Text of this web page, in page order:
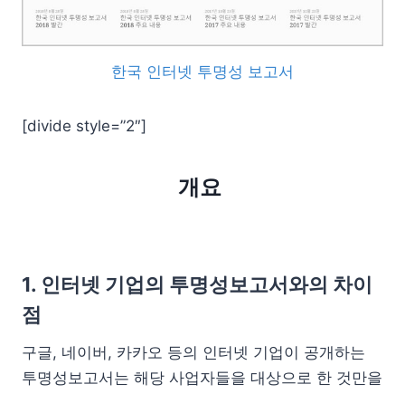
한국 인터넷 투명성 보고서
[divide style=”2″]
개요
1. 인터넷 기업의 투명성보고서와의 차이
점
구글, 네이버, 카카오 등의 인터넷 기업이 공개하는
투명성보고서는 해당 사업자들을 대상으로 한 것만을